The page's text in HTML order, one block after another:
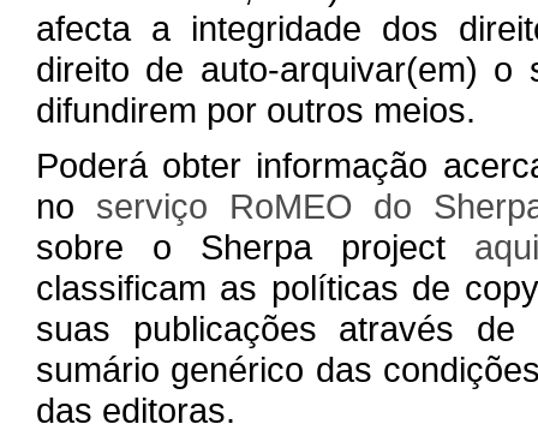
afecta a integridade dos
direito de auto-arquivar(em)
difundirem por outros meios.
Poderá obter informação
no serviço RoMEO do
sobre o Sherpa project aqui
classificam as políticas de
suas publicações através
sumário genérico das
das editoras.